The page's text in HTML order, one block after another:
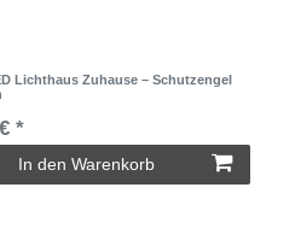
Lichthaus Zuhause – Schutzengel
*
In den Warenkorb